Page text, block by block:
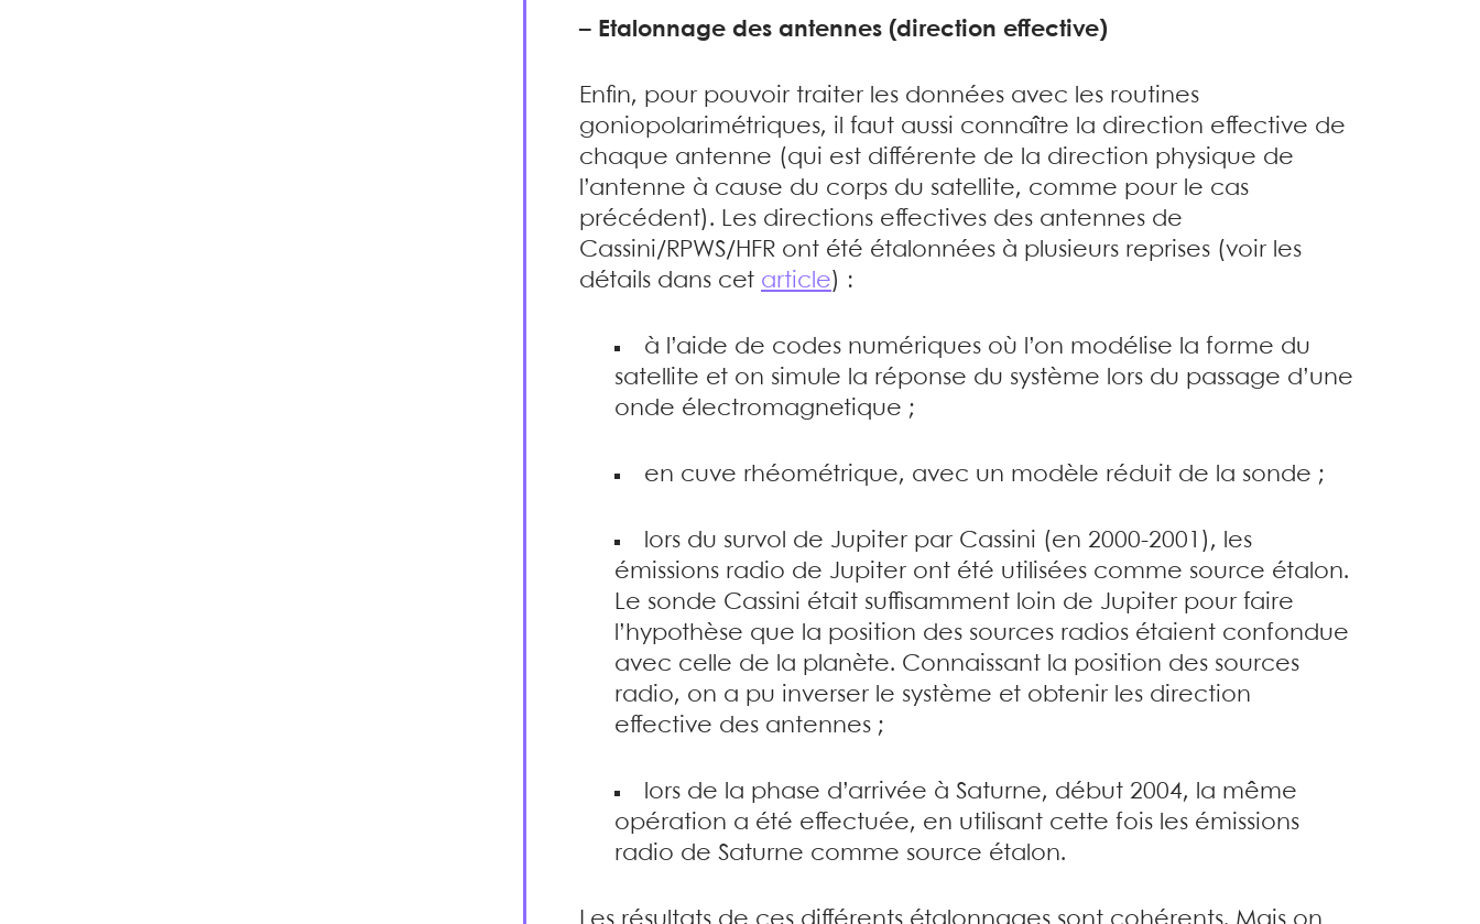
– Etalonnage des antennes (direction effective)
Enfin, pour pouvoir traiter les données avec les routines
goniopolarimétriques, il faut aussi connaître la direction effective de
chaque antenne (qui est différente de la direction physique de
l’antenne à cause du corps du satellite, comme pour le cas
précédent). Les directions effectives des antennes de
Cassini/RPWS/HFR ont été étalonnées à plusieurs reprises (voir les
détails dans cet article) :
à l’aide de codes numériques où l’on modélise la forme du
satellite et on simule la réponse du système lors du passage d’une
onde électromagnetique ;
en cuve rhéométrique, avec un modèle réduit de la sonde ;
lors du survol de Jupiter par Cassini (en 2000-2001), les
émissions radio de Jupiter ont été utilisées comme source étalon.
Le sonde Cassini était suffisamment loin de Jupiter pour faire
l’hypothèse que la position des sources radios étaient confondue
avec celle de la planète. Connaissant la position des sources
radio, on a pu inverser le système et obtenir les direction
effective des antennes ;
lors de la phase d’arrivée à Saturne, début 2004, la même
opération a été effectuée, en utilisant cette fois les émissions
radio de Saturne comme source étalon.